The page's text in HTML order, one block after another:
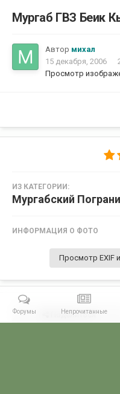
Мургаб ГВЗ Беик
Автор михал
15 декабря, 2006
Просмотр
ИЗ КАТЕГОРИИ:
Мургабский
ИНФОРМАЦИЯ О ФОТО
Просмотр EXIF
Поделиться
Форумы Непрочитанные